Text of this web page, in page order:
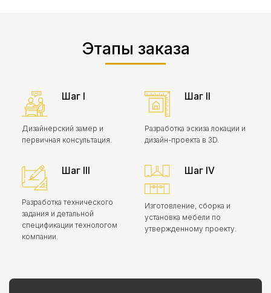
Этапы заказа
Шаг I
Дизайнерский замер и
первичная консультация.
Шаг II
Разработка эскиза локации и
дизайн-проекта в 3D.
Шаг III
Разработка технического
задания и детальной
спецификации технологом
компании.
Шаг IV
Изготовление, сборка и
установка мебели по
утвержденному проекту.